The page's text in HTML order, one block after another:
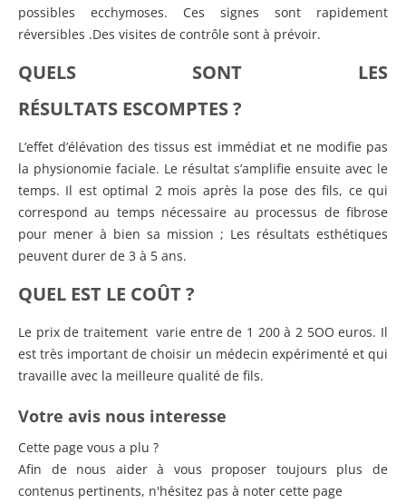
possibles ecchymoses. Ces signes sont rapidement
réversibles .Des visites de contrôle sont à prévoir.
QUELS SONT LES
RÉSULTATS ESCOMPTES ?
L’effet d’élévation des tissus est immédiat et ne modifie pas
la physionomie faciale. Le résultat s’amplifie ensuite avec le
temps. Il est optimal 2 mois après la pose des fils, ce qui
correspond au temps nécessaire au processus de fibrose
pour mener à bien sa mission ; Les résultats esthétiques
peuvent durer de 3 à 5 ans.
QUEL EST LE COÛT ?
Le prix de traitement varie entre de 1 200 à 2 5OO euros. Il
est très important de choisir un médecin expérimenté et qui
travaille avec la meilleure qualité de fils.
Votre avis nous interesse
Cette page vous a plu ?
Afin de nous aider à vous proposer toujours plus de
contenus pertinents, n'hésitez pas à noter cette page